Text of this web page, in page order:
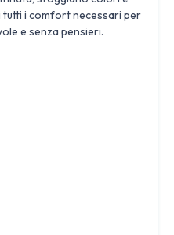
i comfort necessari per
e senza pensieri.